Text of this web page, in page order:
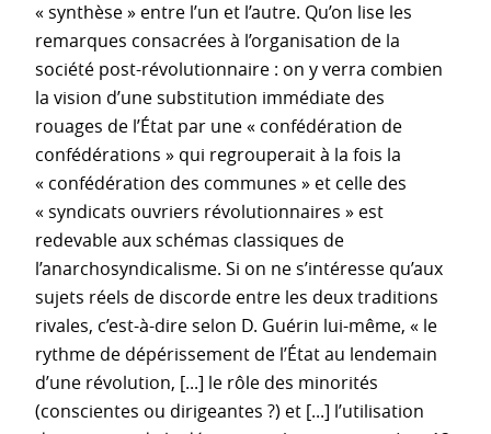
« synthèse » entre l’un et l’autre. Qu’on lise les
remarques consacrées à l’organisation de la
société post-révolutionnaire : on y verra combien
la vision d’une substitution immédiate des
rouages de l’État par une « confédération de
confédérations » qui regrouperait à la fois la
« confédération des communes » et celle des
« syndicats ouvriers révolutionnaires » est
redevable aux schémas classiques de
l’anarchosyndicalisme. Si on ne s’intéresse qu’aux
sujets réels de discorde entre les deux traditions
rivales, c’est-à-dire selon D. Guérin lui-même, « le
rythme de dépérissement de l’État au lendemain
d’une révolution, [...] le rôle des minorités
(conscientes ou dirigeantes ?) et [...] l’utilisation